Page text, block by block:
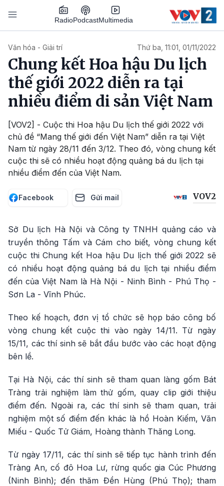
Nhảy đến nội dung
RadioPodcastMultimedia
Văn hóa - Giải trí Thứ ba, 11:01, 01/11/2022
Chung kết Hoa hậu Du lịch
thế giới 2022 diễn ra tại
nhiều điểm di sản Việt Nam
[VOV2] - Cuộc thi Hoa hậu Du lịch thế giới 2022 với
chủ đề “Mang thế giới đến Việt Nam” diễn ra tại Việt
Nam từ ngày 28/11 đến 3/12. Theo đó, vòng chung kết
cuộc thi sẽ có nhiều hoạt động quảng bá du lịch tại
nhiều điểm đến của Việt Nam.
Facebook Gửi mail VOV2
Sở Du lịch Hà Nội và Công ty TNHH quảng cáo và
truyền thông Tấm và Cám cho biết, vòng chung kết
cuộc thi Chung kết Hoa hậu Du lịch thế giới 2022 sẽ
có nhiều hoạt động quảng bá du lịch tại nhiều điểm
đến của Việt Nam là Hà Nội - Ninh Bình - Phú Thọ -
Sơn La - Vĩnh Phúc.
Theo kế hoạch, đơn vị tổ chức sẽ họp báo công bố
vòng chung kết cuộc thi vào ngày 14/11. Từ ngày
15/11, các thí sinh sẽ bắt đầu bước vào các hoạt động
bên lề.
Tại Hà Nội, các thí sinh sẽ tham quan làng gốm Bát
Tràng trải nghiệm làm thử gốm, quay clip giới thiệu
điểm đến. Ngoài ra, các thí sinh sẽ tham quan, trải
nghiệm một số điểm đến khác là hồ Hoàn Kiếm, Văn
Miếu - Quốc Tử Giám, Hoàng thành Thăng Long.
Từ ngày 17/11, các thí sinh sẽ tiếp tục hành trình đến
Tràng An, cố đô Hoa Lư, rừng quốc gia Cúc Phương
(Ninh Bình); đến thăm Đền Hùng (Phú Thọ); tham